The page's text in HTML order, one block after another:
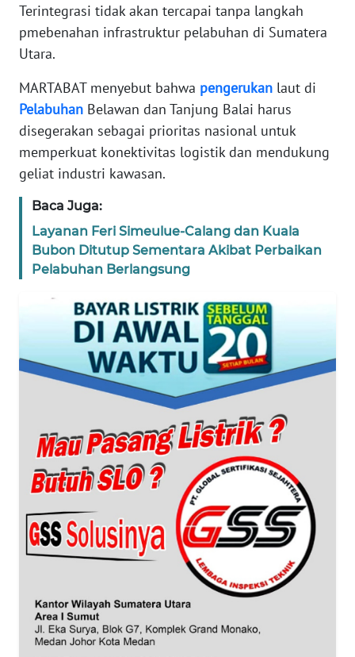
Terintegrasi tidak akan tercapai tanpa langkah
pmebenahan infrastruktur pelabuhan di Sumatera
Utara.
MARTABAT menyebut bahwa pengerukan laut di
Pelabuhan Belawan dan Tanjung Balai harus
disegerakan sebagai prioritas nasional untuk
memperkuat konektivitas logistik dan mendukung
geliat industri kawasan.
Baca Juga:
Layanan Feri Simeulue-Calang dan Kuala
Bubon Ditutup Sementara Akibat Perbaikan
Pelabuhan Berlangsung
DISCLAIMER
Wahana
Regional
WN
SUMUT
JAKARTA
WN
JABAR
WN
WN
NTT
KEPRI
WN
PAPUA
WN
PAPUA
WN
RIAU